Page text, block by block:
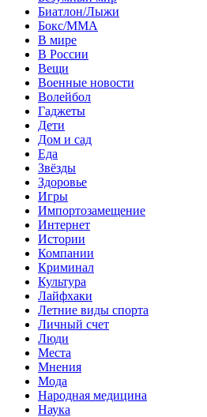
Биатлон/Лыжи
Бокс/MMA
В мире
В России
Вещи
Военные новости
Волейбол
Гаджеты
Дети
Дом и сад
Еда
Звёзды
Здоровье
Игры
Импортозамещение
Интернет
Истории
Компании
Криминал
Культура
Лайфхаки
Летние виды спорта
Личный счет
Люди
Места
Мнения
Мода
Народная медицина
Наука